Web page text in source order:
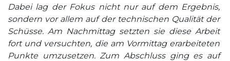
Dabei lag der Fokus nicht nur auf dem Ergebnis,
sondern vor allem auf der technischen Qualität der
Schüsse. Am Nachmittag setzten sie diese Arbeit
fort und versuchten, die am Vormittag erarbeiteten
Punkte umzusetzen. Zum Abschluss ging es auf